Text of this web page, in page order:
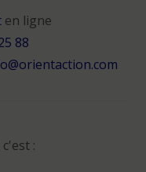
en ligne
88
: